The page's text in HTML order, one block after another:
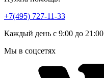
+7(495) 727-11-33
Каждый день с 9:00 до 21:00
Мы в соцсетях